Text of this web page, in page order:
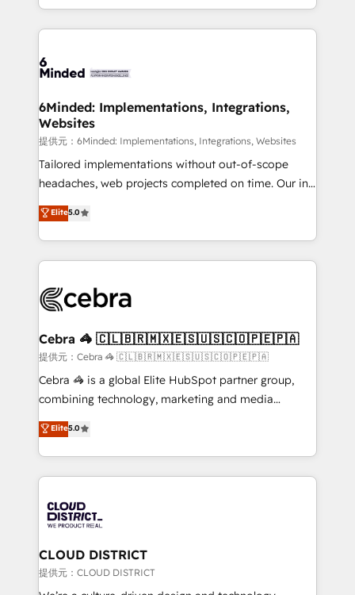
smarter with AI and HubSpot.
solutions to complex GTM and RevOps challenges.
Our Expertise 🔹 Onboarding & Implementation:
tailored to your GTM motion. 🔹 Migrations:
from other CRMs to HubSpot without data loss or
downtime. 🔹 RevOps Strategy: Align teams,
processes, and data to drive revenue efficiency. 🔹
Integrations: Connect HubSpot with your tech stack
for better adoption. 🔹 Custom Solutions: Build
SOC 2 Type II and ISO 27001 certified, reinforcing
our commitment to data security and compliance. At
6Minded: Implementations, Integrations,
Websites
提供元：6Minded: Implementations, Integrations, Websites
Tailored implementations without out-of-scope
headaches, web projects completed on time. Our in-
house team of certified CRM architects, experts,
developers, designers, and marketers handles all
aspects of your HubSpot. ✨ 400+ global clients ✨
100+ seamless migrations from 15+ different CRMs
implementations, and 5,000+ pages ✨ CS: Clients
CS: 245% organic growth & +751% new visitors for a
full-funnel HubSpot project ✨ CS: 415% conversion
boost with a new HubSpot site Recognized leaders:
🏆 HubSpot Platform Migration Impact Award 🏆
Inbound Campaign of the Year 🏆 Gold AVA Digital
Award for Best Website 🌟 Accreditations: CRM
Elite5.0
Cebra 🦓 🇨🇱🇧🇷🇲🇽🇪🇸🇺🇸🇨🇴🇵🇪🇵🇦
提供元：Cebra 🦓 🇨🇱🇧🇷🇲🇽🇪🇸🇺🇸🇨🇴🇵🇪🇵🇦
Cebra 🦓 is a global Elite HubSpot partner group,
combining technology, marketing and media
expertise across Latin America and Southern
Europe, with teams across 7 countries. Born in Chile,
we combine local insight with international reach to
help businesses grow through technology, creativity,
500+ HubSpot implementations, building end-to-
end solutions that integrate CRM, AI automation,
inbound and loop marketing, content, and digital
creativity. Our multicultural team works in Spanish,
Portuguese, and English to design scalable strategies
Elite5.0
CLOUD DISTRICT
提供元：CLOUD DISTRICT